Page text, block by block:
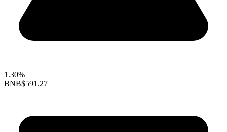
1.30%
BNB$591.27